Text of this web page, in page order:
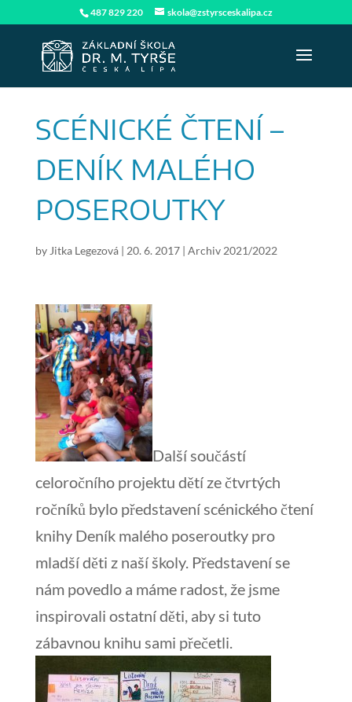
487 829 220 skola@zstyrsceskalipa.cz
SCÉNICKÉ ČTENÍ –
DENÍK MALÉHO
POSEROUTKY
by Jitka Legezová| 20. 6. 2017| Archiv 2021/2022
Další součástí
celoročního projektu dětí ze čtvrtých
ročníků bylo představení scénického čtení
knihy Deník malého poseroutky pro
mladší děti z naší školy. Představení se
nám povedlo a máme radost, že jsme
inspirovali ostatní děti, aby si tuto
zábavnou knihu sami přečetli.